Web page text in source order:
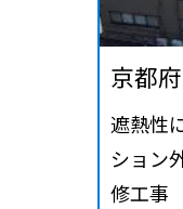
京都
遮熱性
ション
修工事